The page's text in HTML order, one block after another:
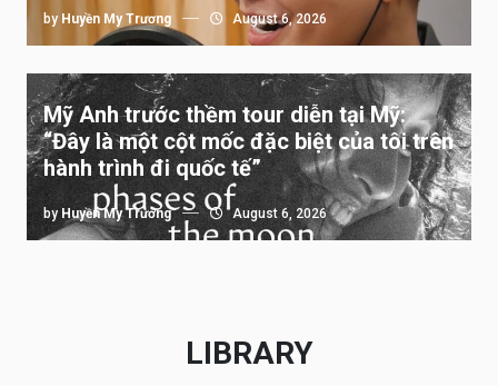
by Huyền My Trương August 6, 2026
Mỹ Anh trước thềm tour diễn tại Mỹ:
“Đây là một cột mốc đặc biệt của tôi trên
hành trình đi quốc tế”
by Huyền My Trương August 6, 2026
LIBRARY